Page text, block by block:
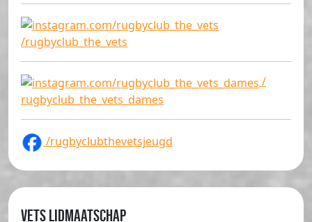
/rugbyclub_the_vets
/
rugbyclub_the_vets_dames
/rugbyclubthevetsjeugd
Vets lidmaatschap